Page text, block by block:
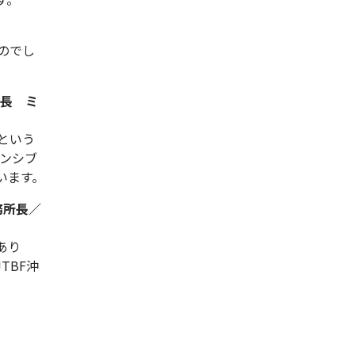
でし
長 ミ
いう
シブ
す。
長／
り
沖